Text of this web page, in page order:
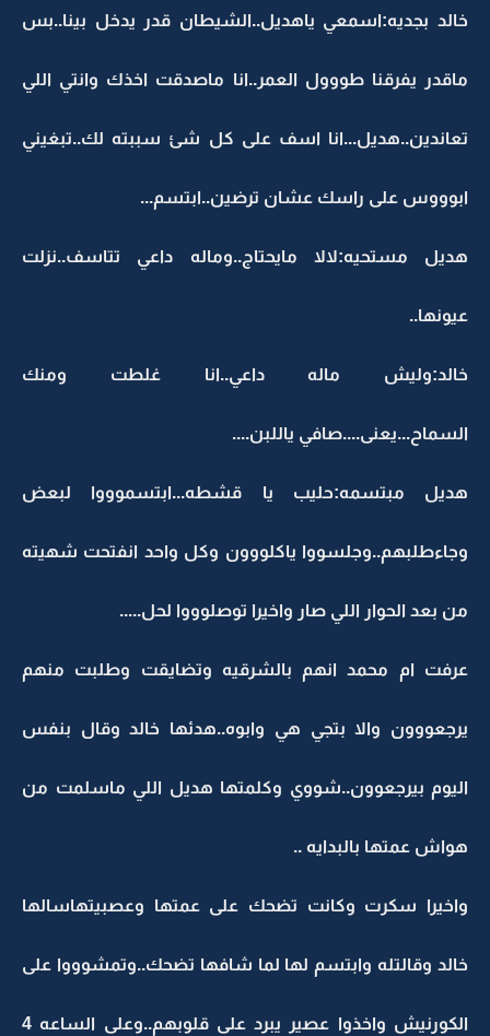
خالد بجديه:اسمعي ياهديل..الشيطان قدر يدخل بينا..بس
ماقدر يفرقنا طووول العمر..انا ماصدقت اخذك وانتي اللي
تعاندين..هديل...انا اسف على كل شئ سببته لك..تبغيني
ابوووس على راسك عشان ترضين..ابتسم...
هديل مستحيه:لالا مايحتاج..وماله داعي تتاسف..نزلت
عيونها..
خالد:وليش ماله داعي..انا غلطت ومنك
السماح...يعنى....صافي ياللبن....
هديل مبتسمه:حليب يا قشطه...ابتسموووا لبعض
وجاءطلبهم..وجلسووا ياكلووون وكل واحد انفتحت شهيته
من بعد الحوار اللي صار واخيرا توصلوووا لحل.....
عرفت ام محمد انهم بالشرقيه وتضايقت وطلبت منهم
يرجعووون والا بتجي هي وابوه..هدئها خالد وقال بنفس
اليوم بيرجعوون..شووي وكلمتها هديل اللي ماسلمت من
هواش عمتها بالبدايه ..
واخيرا سكرت وكانت تضحك على عمتها وعصبيتهاسالها
خالد وقالتله وابتسم لها لما شافها تضحك..وتمشوووا على
الكورنيش واخذوا عصير يبرد على قلوبهم..وعلى الساعه 4